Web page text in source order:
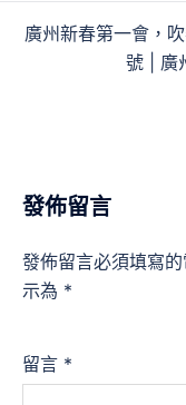
覽廣州新春第一會，
號 | 廣
發佈留言
發佈留言必須填寫
示為 *
留言 *